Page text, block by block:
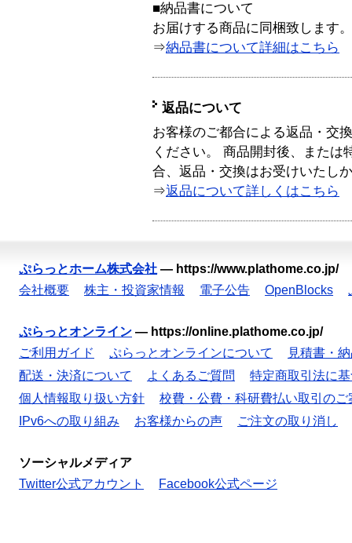
■納品書について
お届けする商品に同梱致します。
⇒納品書について詳細はこちら
返品について
お客様のご都合による返品・交
ください。 商品開封後、または
合、返品・交換はお受けいたし
⇒返品について詳しくはこちら
ぷらっとホーム株式会社 — https://www.plathome.co.jp/
会社概要
株主・投資家情報 電子公告 OpenBlocks
ぷらっとオンライン — https://online.plathome.co.jp/
ご利用ガイド
ぷらっとオンラインについて
見積書・
配送・決済について
よくあるご質問
特定商取引法に
個人情報取り扱い方針
校費・公費・科研費払い取引のご
IPv6への取り組み
お客様からの声 ご注文の取り消し
ソーシャルメディア
Twitter公式アカウント
Facebook公式ページ